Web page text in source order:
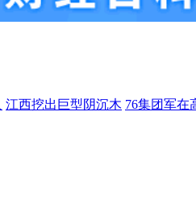
江西挖出巨型阴沉木 76集团军在